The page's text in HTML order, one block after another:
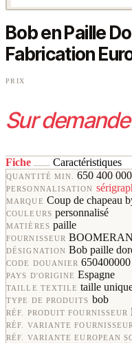
Bob en Paille
Fabrication
PRIX
Sur demande
Fiche Caractéristiques
QUANTITÉ MIN. 650 400
PERSONNALISATION
MARQUE Coup de chapeau
COULEURS personnalisé
MATIÈRES paille
FOURNISSEUR
DÉSIGNATION Bob paille
CODE DOUANIER 650400000
PAYS D'ORIGINE Espagne
TAILLE TEXTILE taille
TYPE DE PRODUITS bob
RÉF. PRODUIT FOURNISSEUR
RÉF. VARIANTE FOURNISSEUR
RÉF. VARIANTE EUROPEAN